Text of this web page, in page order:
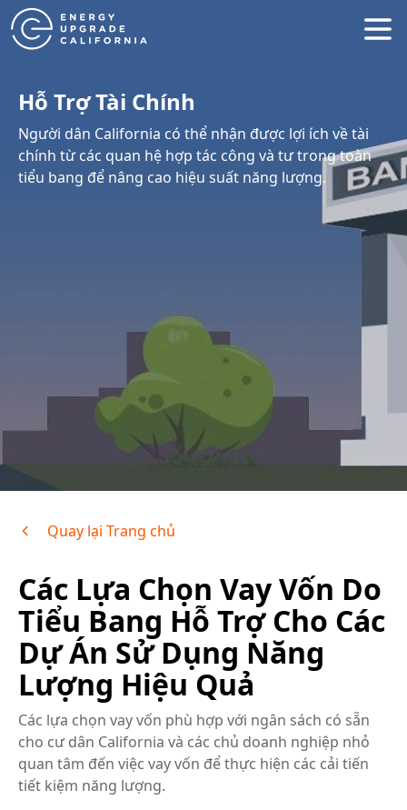
Hỗ Trợ Tài Chính
Người dân California có thể nhận được lợi ích về tài
chính từ các quan hệ hợp tác công và tư trong toàn
tiểu bang để nâng cao hiệu suất năng lượng.
Quay lại Trang chủ
Các Lựa Chọn Vay Vốn Do
Tiểu Bang Hỗ Trợ Cho Các
Dự Án Sử Dụng Năng
Lượng Hiệu Quả
Các lựa chọn vay vốn phù hợp với ngân sách có sẵn
cho cư dân California và các chủ doanh nghiệp nhỏ
quan tâm đến việc vay vốn để thực hiện các cải tiến
tiết kiệm năng lượng.